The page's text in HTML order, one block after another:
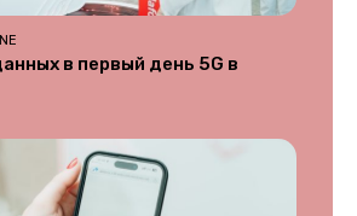
в первый день 5G в